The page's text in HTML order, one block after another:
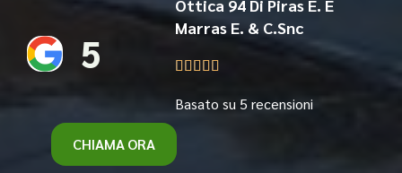
5
Ottica 94 Di Piras E. E
Marras E. & C.Snc
    
Basato su 5 recensioni
CHIAMA ORA